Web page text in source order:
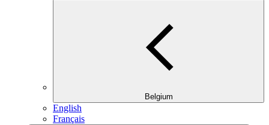
Belgium
English
Français